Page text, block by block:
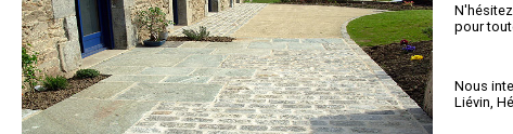
pour
Nous
Liévin,